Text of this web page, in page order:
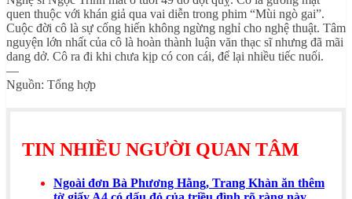
quen thuộc với khán giả qua vai diễn trong phim “Mùi ngò gai”.
Cuộc đời cô là sự cống hiến không ngừng nghỉ cho nghệ thuật. Tâm
nguyện lớn nhất của cô là hoàn thành luận văn thạc sĩ nhưng đã mãi
dang dở. Cô ra đi khi chưa kịp có con cái, để lại nhiều tiếc nuối.
—
Nguồn: Tổng hợp
TIN NHIỀU NGƯỜI QUAN TÂM
Ngoài đơn Bà Phương Hằng, Trang Khàn ăn thêm